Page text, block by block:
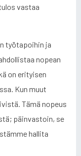
vastaa
työtapoihin ja
nopean
on erityisen
Kun muut
Tämä nopeus
päinvastoin, se
hallita